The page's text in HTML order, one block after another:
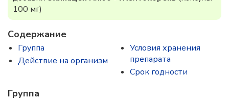
100 мг)
Содержание
Группа
Действие на организм
Условия хранения
препарата
Срок годности
Группа